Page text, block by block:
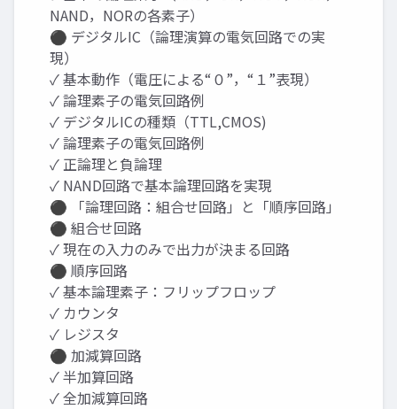
NAND，NORの各素子）
⚫ デジタルIC（論理演算の電気回路での実
現）
✓ 基本動作（電圧による“０”，“１”表現）
✓ 論理素子の電気回路例
✓ デジタルICの種類（TTL,CMOS)
✓ 論理素子の電気回路例
✓ 正論理と負論理
✓ NAND回路で基本論理回路を実現
⚫ 「論理回路：組合せ回路」と「順序回路」
⚫ 組合せ回路
✓ 現在の入力のみで出力が決まる回路
⚫ 順序回路
✓ 基本論理素子：フリップフロップ
✓ カウンタ
✓ レジスタ
⚫ 加減算回路
✓ 半加算回路
✓ 全加減算回路